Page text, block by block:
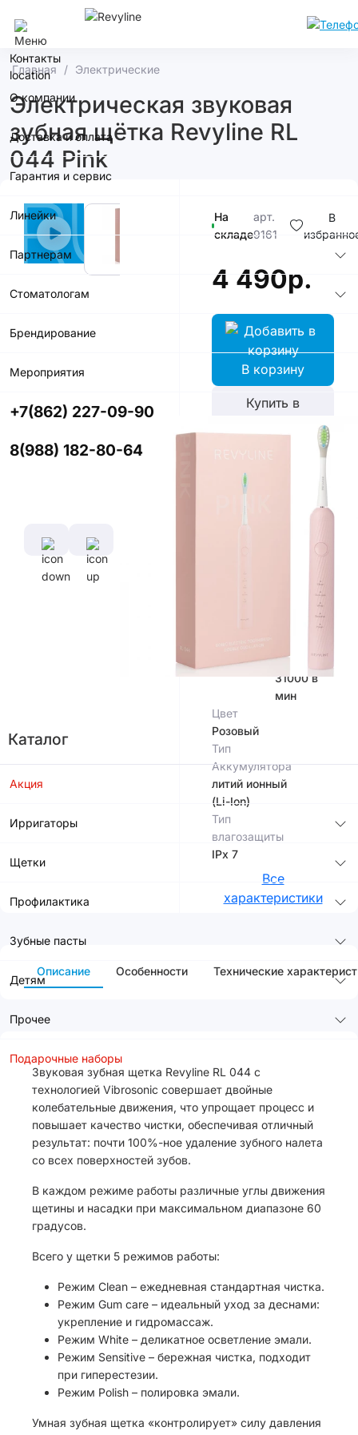
Контакты
О компании
Доставка и оплата
Гарантия и сервис
Линейки
Партнерам
Стоматологам
Брендирование
Мероприятия
+7(862) 227-09-90
8(988) 182-80-64
Каталог
Акция
Ирригаторы
Щетки
Профилактика
Зубные пасты
Детям
Прочее
Подарочные наборы
Главная Электрические
Электрическая звуковая
зубная щётка Revyline RL
044 Pink
На
складе
арт.
9161
В
4 490р.
В корзину
Купить в
Частота
щетинок
31000 в
мин
Цвет
Розовый
Тип
Аккумулятора
литий ионный
(Li-Ion)
Тип
влагозащиты
IPx 7
Все
характеристики
Описание Особенности Технические
Звуковая зубная щетка Revyline RL 044 с
технологией Vibrosonic совершает двойные
колебательные движения, что упрощает процесс и
повышает качество чистки, обеспечивая отличный
результат: почти 100%-ное удаление зубного налета
со всех поверхностей зубов.
В каждом режиме работы различные углы движения
щетины и насадки при максимальном диапазоне 60
градусов.
Всего у щетки 5 режимов работы:
Режим Clean – ежедневная стандартная чистка.
Режим Gum care – идеальный уход за деснами:
укрепление и гидромассаж.
Режим White – деликатное осветление эмали.
Режим Sensitive – бережная чистка, подходит
при гиперестезии.
Режим Polish – полировка эмали.
Умная зубная щетка «контролирует» силу давления